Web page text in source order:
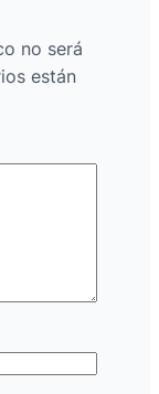
no será
están